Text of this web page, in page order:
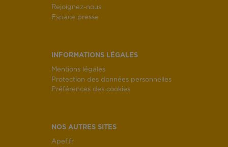
Rejoignez-nous
Espace presse
INFORMATIONS LÉGALES
Mentions légales
Protection des données personnelles
Préférences des cookies
NOS AUTRES SITES
Apef.fr